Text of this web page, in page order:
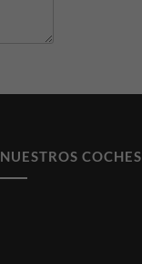
NUESTROS COCHES